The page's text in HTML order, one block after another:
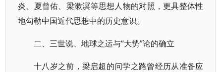
炎、夏曾佑、梁漱溟等思想人物的对照，更具整体性
地勾勒中国近代思想中的历史意识。
二、三世说、地球之运与“大势”论的确立
十八岁之前，梁启超的问学之路曾经历从准备应